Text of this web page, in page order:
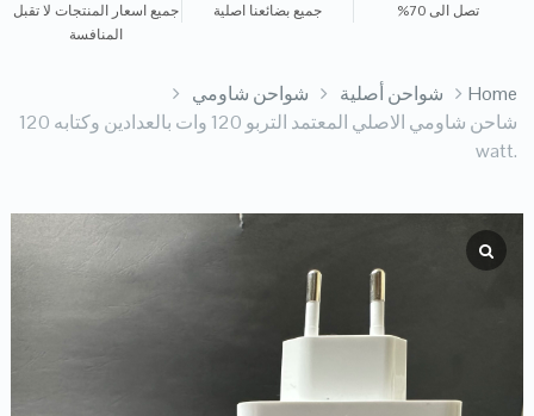
تصل الى 70% جميع بضائعنا اصلية
جميع اسعار المنتجات لا تقبل
المنافسة
Home شواحن أصلية
شواحن شاومي
شاحن شاومي الاصلي المعتمد التربو 120 وات بالعدادين وكتابه 120
.watt